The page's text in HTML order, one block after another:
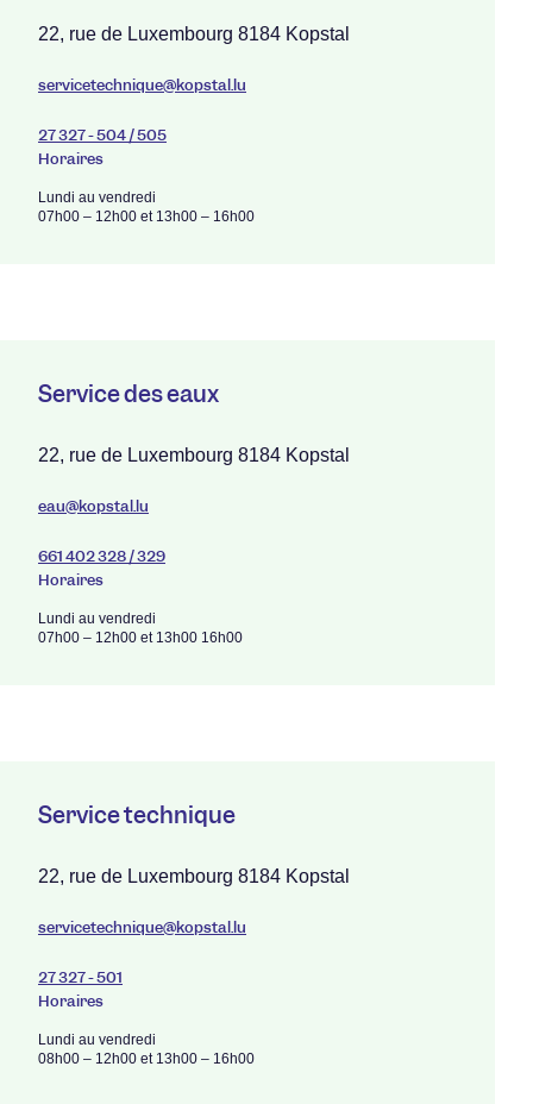
22, rue de Luxembourg 8184 Kopstal
servicetechnique@kopstal.lu
27 327 - 504 / 505
Horaires
Lundi au vendredi
07h00 – 12h00 et 13h00 – 16h00
Service des eaux
22, rue de Luxembourg 8184 Kopstal
eau@kopstal.lu
661 402 328 / 329
Horaires
Lundi au vendredi
07h00 – 12h00 et 13h00 16h00
Service technique
22, rue de Luxembourg 8184 Kopstal
servicetechnique@kopstal.lu
27 327 - 501
Horaires
Lundi au vendredi
08h00 – 12h00 et 13h00 – 16h00